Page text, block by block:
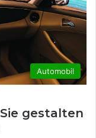
Automobil
gestalten